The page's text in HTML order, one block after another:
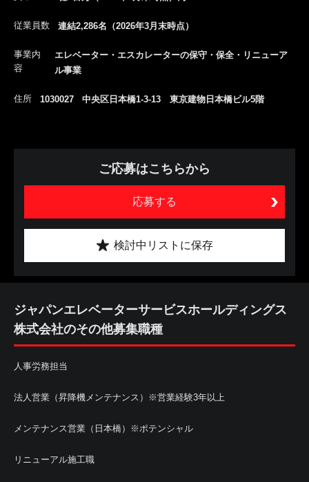
従業員数 連結2,286名（2026年3月末時点）
事業内
容
エレベーター・エスカレーターの保守・保全・リニューア
ル事業
住所 1030027 中央区日本橋1-3-13 東京建物日本橋ビル5階
ご応募はこちらから
応募する
検討中リストに保存
ジャパンエレベーターサービスホールディングス
株式会社のその他募集職種
人事労務担当
法人営業（昇降機メンテナンス）※営業経験3年以上
メンテナンス営業（日本橋）※ポテンシャル
リニューアル施工職